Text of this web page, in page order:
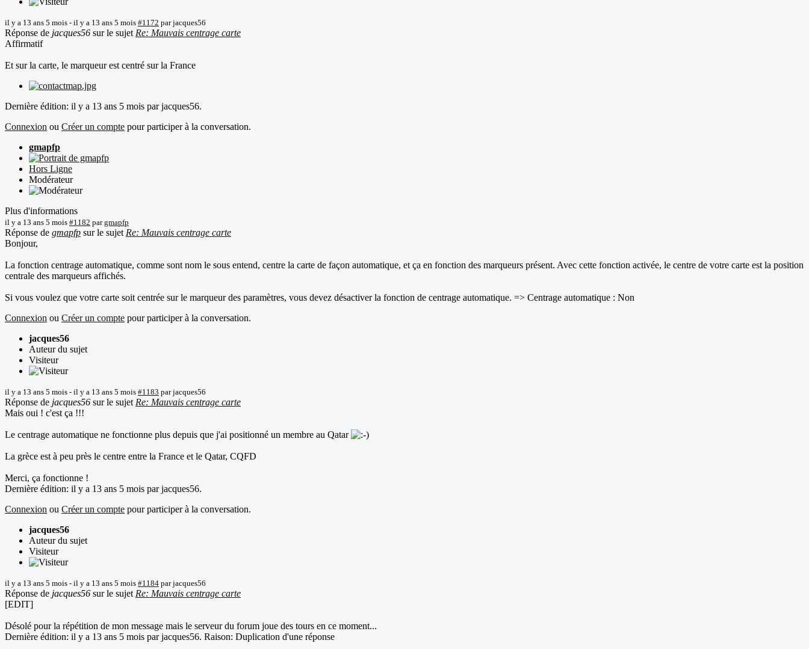
il y a 13 ans 5 mois - il y a 13 ans 5 mois #1172 parjacques56
Réponse de jacques56 sur le sujet Re: Mauvais centrage carte
Affirmatif
Et sur la carte, le marqueur est centré sur la France
Dernière édition: il y a 13 ans 5 mois parjacques56.
Connexion ou Créer un compte pour participer à la conversation.
gmapfp
Hors Ligne
Modérateur
Plus d'informations
il y a 13 ans 5 mois #1182 pargmapfp
Réponse de gmapfp sur le sujet Re: Mauvais centrage carte
Bonjour,
La fonction centrage automatique, comme sont nom le sous entend, centre la carte de façon automatique, et ça en fonction des marqueurs présent. Avec cette fonction activée, le centre de votre carte est la position
centrale des marqueurs affichés.
Si vous voulez que votre carte soit centrée sur le marqueur des paramètres, vous devez désactiver la fonction de centrage automatique. => Centrage automatique : Non
Connexion ou Créer un compte pour participer à la conversation.
jacques56
Auteur du sujet
Visiteur
il y a 13 ans 5 mois - il y a 13 ans 5 mois #1183 parjacques56
Réponse de jacques56 sur le sujet Re: Mauvais centrage carte
Mais oui ! c'est ça !!!
Le centrage automatique ne fonctionne plus depuis que j'ai positionné un membre au Qatar
La grèce est à peu près le centre entre la France et le Qatar, CQFD
Merci, ça fonctionne !
Dernière édition: il y a 13 ans 5 mois parjacques56.
Connexion ou Créer un compte pour participer à la conversation.
jacques56
Auteur du sujet
Visiteur
il y a 13 ans 5 mois - il y a 13 ans 5 mois #1184 parjacques56
Réponse de jacques56 sur le sujet Re: Mauvais centrage carte
[EDIT]
Désolé pour la répétition de mon message mais le serveur du forum joue des tours en ce moment...
Dernière édition: il y a 13 ans 5 mois parjacques56. Raison: Duplication d'une réponse